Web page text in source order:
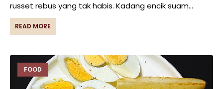
russet rebus yang tak habis. Kadang encik suam…
READ MORE
FOOD